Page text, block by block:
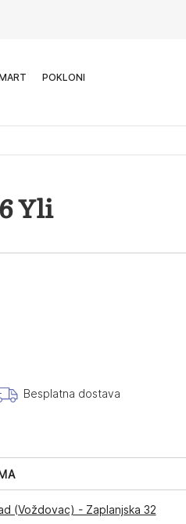
POKLONI
Yli
Besplatna dostava
(Voždovac) - Zaplanjska 32